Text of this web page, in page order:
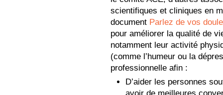
scientifiques et cliniques en
document Parlez de vos
pour améliorer la qualité de
notamment leur activité
(comme l’humeur ou la
professionnelle afin :
D’aider les personnes